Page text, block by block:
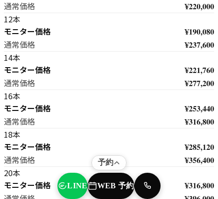
通常価格 ¥220,000
12本
モニター価格 ¥190,080
通常価格 ¥237,600
14本
モニター価格 ¥221,760
通常価格 ¥277,200
16本
モニター価格 ¥253,440
通常価格 ¥316,800
18本
モニター価格 ¥285,120
通常価格 ¥356,400
20本
モニター価格 ¥316,800
予約
LINE WEB 予約 TEL